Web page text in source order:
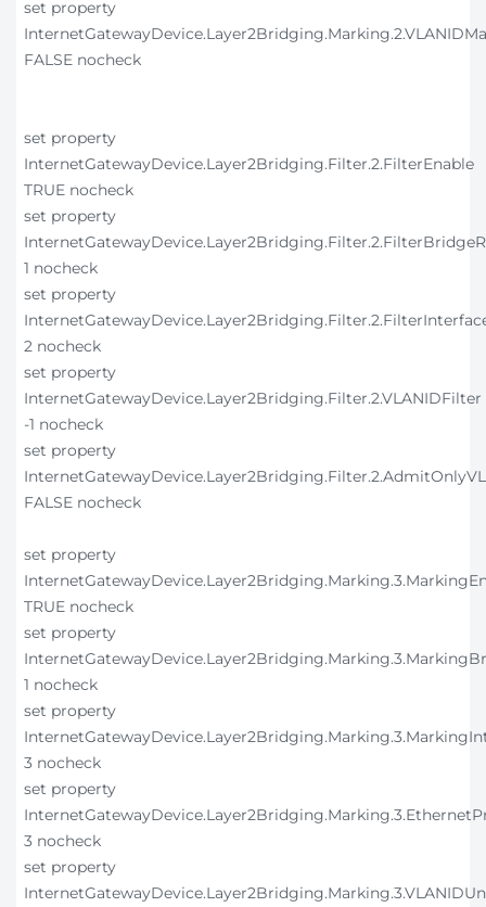
set property
FALSE nocheck
set property
InternetGatewayDevice.Layer2Bridging.Filter.2.FilterEnable
TRUE nocheck
set property
1 nocheck
set property
2 nocheck
set property
InternetGatewayDevice.Layer2Bridging.Filter.2.VLANIDFilter
-1 nocheck
set property
FALSE nocheck
set property
TRUE nocheck
set property
1 nocheck
set property
3 nocheck
set property
3 nocheck
set property